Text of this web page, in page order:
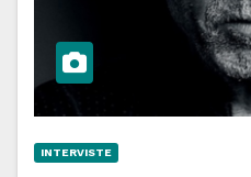
INTERVISTE